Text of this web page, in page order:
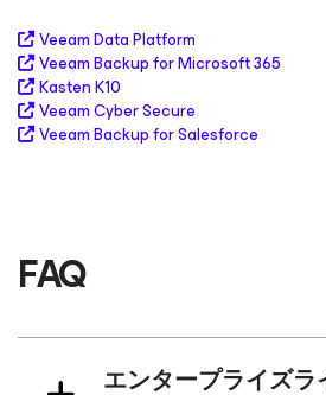
Veeam Data Platform
Veeam Backupfor Microsoft 365
Kasten K10
Veeam Cyber Secure
Veeam Backupfor Salesforce
FAQ
エンタープライズ